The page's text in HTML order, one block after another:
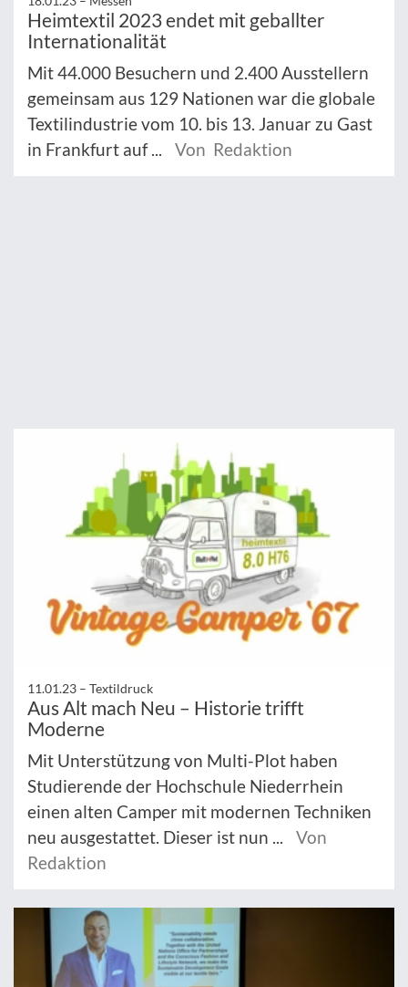
Heimtextil 2023 endet mit geballter
Internationalität
Mit 44.000 Besuchern und 2.400 Ausstellern
gemeinsam aus 129 Nationen war die globale
Textilindustrie vom 10. bis 13. Januar zu Gast
in Frankfurt auf ...
Von Redaktion
11.01.23 – Textildruck
Aus Alt mach Neu – Historie trifft
Moderne
Mit Unterstützung von Multi-Plot haben
Studierende der Hochschule Niederrhein
einen alten Camper mit modernen Techniken
neu ausgestattet. Dieser ist nun ...
Von
Redaktion